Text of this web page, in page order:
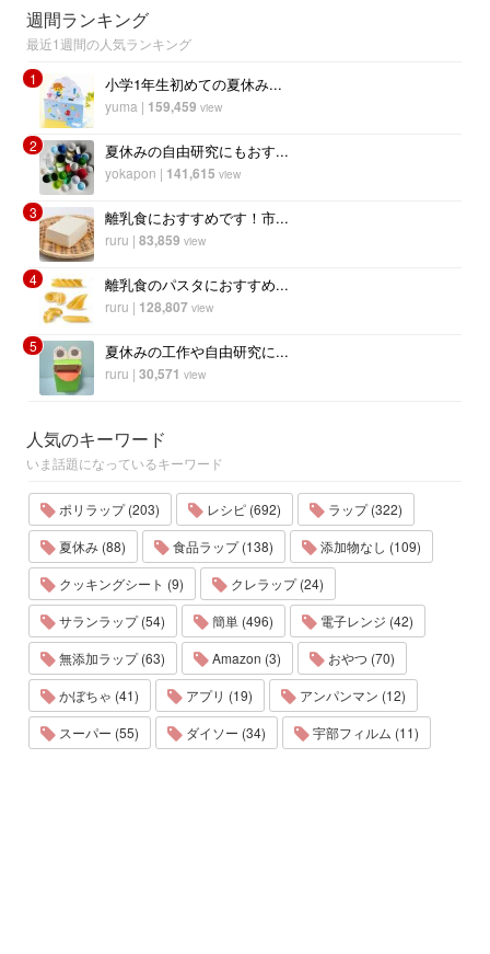
週間ランキング
最近1週間の人気ランキング
1
小学1年生初めての夏休み...
yuma | 159,459 view
2 夏休みの自由研究にもおす...
yokapon | 141,615 view
3 離乳食におすすめです！市...
ruru | 83,859 view
4 離乳食のパスタにおすすめ...
ruru | 128,807 view
5 夏休みの工作や自由研究に...
ruru | 30,571 view
人気のキーワード
いま話題になっているキーワード
ポリラップ (203) レシピ (692)
ラップ (322)
夏休み (88)
食品ラップ (138)
添加物なし (109)
クッキングシート (9)
クレラップ (24)
サランラップ (54)
簡単 (496)
電子レンジ (42)
無添加ラップ (63)
Amazon (3)
おやつ (70)
かぼちゃ (41)
アプリ (19)
アンパンマン (12)
スーパー (55)
ダイソー (34) 宇部フィルム (11)